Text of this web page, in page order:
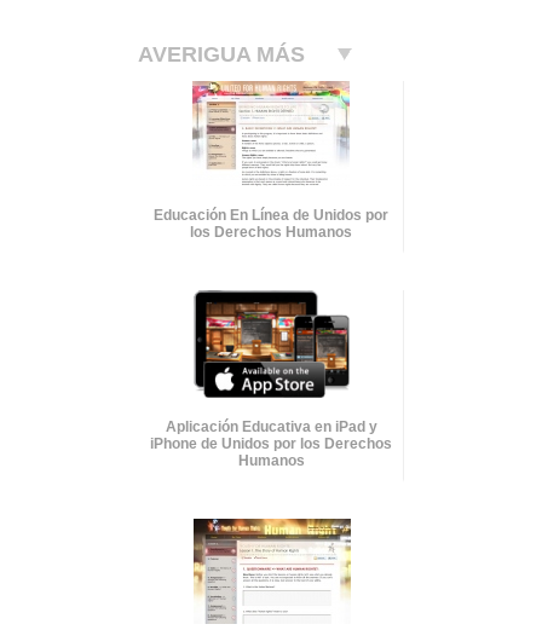
AVERIGUA MÁS
Educación En Línea de Unidos por
los Derechos Humanos
Aplicación Educativa en iPad y
iPhone de Unidos por los Derechos
Humanos